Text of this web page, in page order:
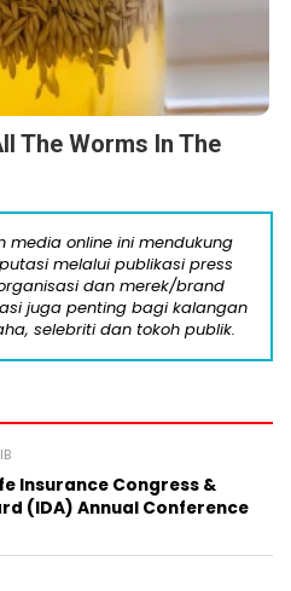
The Worms In The
media online ini mendukung
melalui publikasi press
dan merek/brand
juga penting bagi kalangan
selebriti dan tokoh publik.
Insurance Congress &
(IDA) Annual Conference